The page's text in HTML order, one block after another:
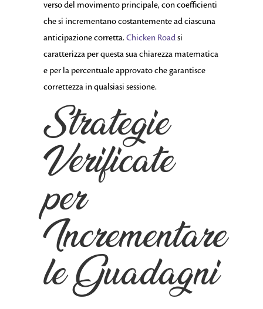
verso del movimento principale, con coefficienti
che si incrementano costantemente ad ciascuna
anticipazione corretta.Chicken Roadsi
caratterizza per questa sua chiarezza matematica
e per la percentuale approvato che garantisce
correttezza in qualsiasi sessione.
Strategie
Verificate
per
Incrementare
le Guadagni